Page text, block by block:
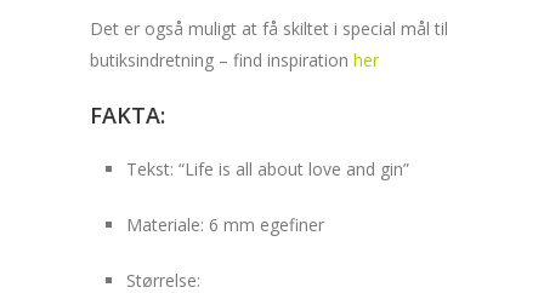
Det er også muligt at få skiltet i special mål til
butiksindretning – find inspiration her
FAKTA:
Tekst: “Life is all about love and gin”
Materiale: 6 mm egefiner
Størrelse: